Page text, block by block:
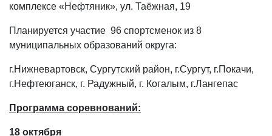
комплексе «Нефтяник», ул. Таёжная, 19
Планируется участие 96 спортсменок из 8
муниципальных образований округа:
г.Нижневартовск, Сургутский район, г.Сургут, г.Покачи,
г.Нефтеюганск, г. Радужный, г. Когалым, г.Лангепас
Программа соревнований:
18 октября